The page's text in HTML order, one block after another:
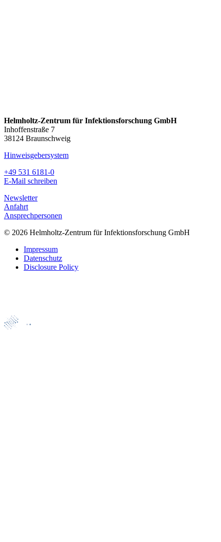
Helmholtz-Zentrum für Infektionsforschung GmbH
Inhoffenstraße 7
38124 Braunschweig
Hinweisgebersystem
+49 531 6181-0
E-Mail schreiben
Newsletter
Anfahrt
Ansprechpersonen
© 2026 Helmholtz-Zentrum für Infektionsforschung GmbH
Impressum
Datenschutz
Disclosure Policy